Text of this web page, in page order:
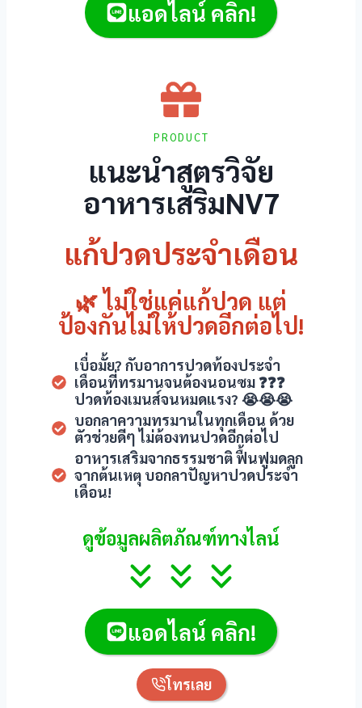
แอดไลน์ คลิก!
PRODUCT
แนะนำสูตรวิจัย
อาหารเสริมNV7
แก้ปวดประจำเดือน
🌿 ไม่ใช่แค่แก้ปวด แต่
ป้องกันไม่ให้ปวดอีกต่อไป!
เบื่อมั้ย? กับอาการปวดท้องประจำ
เดือนที่ทรมานจนต้องนอนซม ❓❓❓
ปวดท้องเมนส์จนหมดแรง? 😭😭😭
บอกลาความทรมานในทุกเดือน ด้วย
ตัวช่วยดีๆ ไม่ต้องทนปวดอีกต่อไป
อาหารเสริมจากธรรมชาติ ฟื้นฟูมดลูก
จากต้นเหตุ บอกลาปัญหาปวดประจำ
เดือน!
ดูข้อมูลผลิตภัณฑ์ทางไลน์
แอดไลน์ คลิก!
โทรเลย